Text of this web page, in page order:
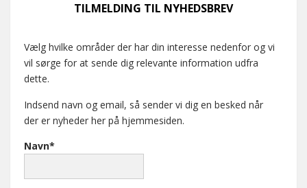
TILMELDING TIL NYHEDSBREV
Vælg hvilke områder der har din interesse nedenfor og vi
vil sørge for at sende dig relevante information udfra
dette.
Indsend navn og email, så sender vi dig en besked når
der er nyheder her på hjemmesiden.
Navn*